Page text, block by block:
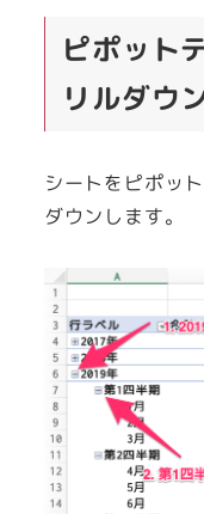
ピポット
リルダウ
シートをピポッ
ダウンします。